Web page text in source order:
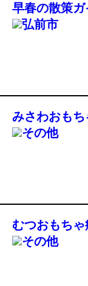
早春の散策ガ
弘前市
みさわおも
その他
むつおもち
その他